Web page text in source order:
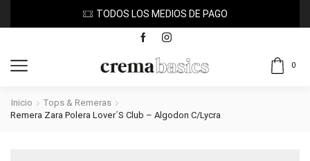
TODOS LOS MEDIOS DE PAGO
0
Inicio
Tops & Remeras
Remera Zara Polera Lover´s Club – Algodon C/lycra